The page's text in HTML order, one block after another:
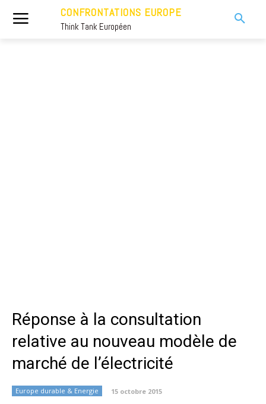
CONFRONTATIONS EUROPE
Think Tank Européen
Réponse à la consultation
relative au nouveau modèle de
marché de l’électricité
Europe durable & Energie 15 octobre 2015